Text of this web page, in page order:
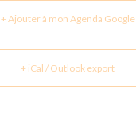
+ Ajouter à mon Agenda Google
+ iCal / Outlook export